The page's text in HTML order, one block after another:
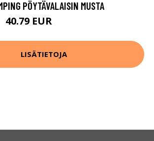
PÖYTÄVALAISIN MUSTA
40.79 EUR
LISÄTIETOJA